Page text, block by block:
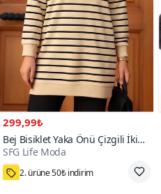
299,99₺
Bej Bisiklet Yaka Önü Çizgili İki
İplik Büyük Beden Tunik
SFG Life Moda
800+
2. ürüne 50₺ indirim